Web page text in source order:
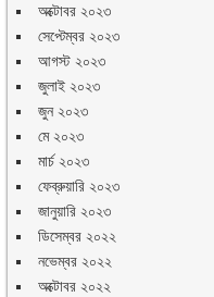
অক্টোবর ২০২৩
সেপ্টেম্বর ২০২৩
আগস্ট ২০২৩
জুলাই ২০২৩
জুন ২০২৩
মে ২০২৩
মার্চ ২০২৩
ফেব্রুয়ারি ২০২৩
জানুয়ারি ২০২৩
ডিসেম্বর ২০২২
নভেম্বর ২০২২
অক্টোবর ২০২২